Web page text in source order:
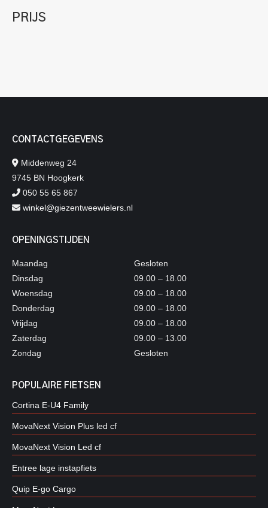
PRIJS
CONTACTGEGEVENS
Middenweg 24
9745 BN Hoogkerk
050 55 65 867
winkel@giezentweewielers.nl
OPENINGSTIJDEN
Maandag
Dinsdag
Woensdag
Donderdag
Vrijdag
Zaterdag
Zondag
Gesloten
09.00 – 18.00
09.00 – 18.00
09.00 – 18.00
09.00 – 18.00
09.00 – 13.00
Gesloten
POPULAIRE FIETSEN
Cortina E-U4 Family
MovaNext Vision Plus led cf
MovaNext Vision Led cf
Entree lage instapfiets
Quip E-go Cargo